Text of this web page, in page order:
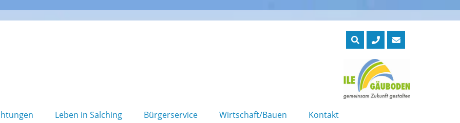
Leben in Salching Bürgerservice Wirtschaft/Bauen Kontakt